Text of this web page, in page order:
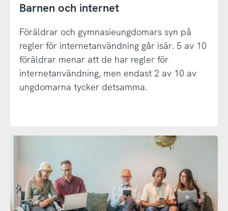
Barnen och internet
Föräldrar och gymnasieungdomars syn på
regler för internetanvändning går isär. 5 av 10
föräldrar menar att de har regler för
internetanvändning, men endast 2 av 10 av
ungdomarna tycker detsamma.